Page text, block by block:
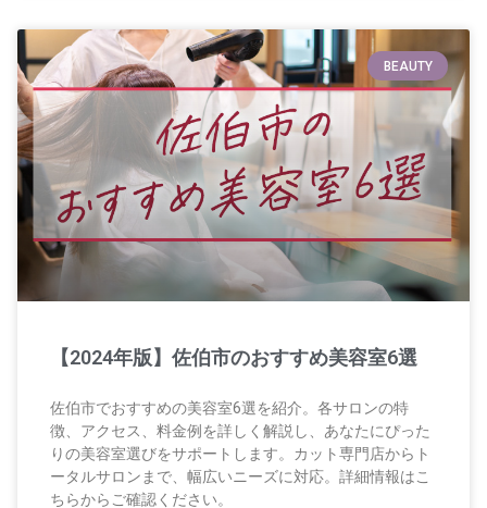
BEAUTY
【2024年版】佐伯市のおすすめ美容室6選
佐伯市でおすすめの美容室6選を紹介。各サロンの特
徴、アクセス、料金例を詳しく解説し、あなたにぴった
りの美容室選びをサポートします。カット専門店からト
ータルサロンまで、幅広いニーズに対応。詳細情報はこ
ちらからご確認ください。